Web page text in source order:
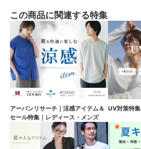
この商品に関連する特集
アーバンリサーチ｜涼感アイテム＆
セール特集｜レディース・メンズ
UV対策特集